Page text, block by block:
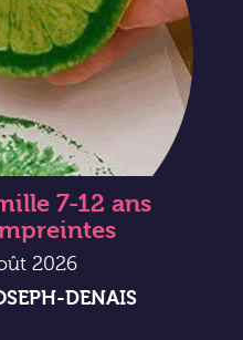
7-12 ans
2026
DENAIS